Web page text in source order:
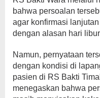
bahwa persoalan
agar konfirmasi
dengan alasan hari
Namun, pernyataan
dengan kondisi di
pasien di RS Bakti
menegaskan bahwa